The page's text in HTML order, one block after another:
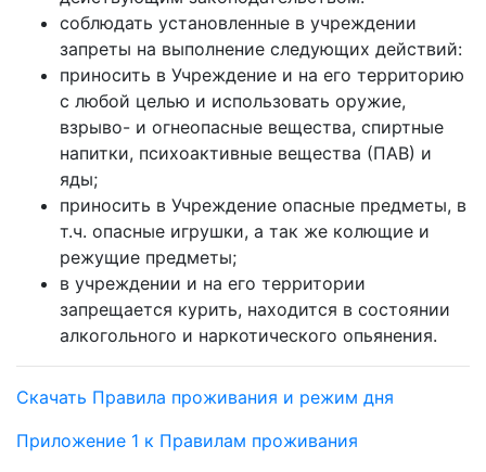
соблюдать установленные в учреждении
запреты на выполнение следующих действий:
приносить в Учреждение и на его территорию
с любой целью и использовать оружие,
взрыво- и огнеопасные вещества, спиртные
напитки, психоактивные вещества (ПАВ) и
яды;
приносить в Учреждение опасные предметы, в
т.ч. опасные игрушки, а так же колющие и
режущие предметы;
в учреждении и на его территории
запрещается курить, находится в состоянии
алкогольного и наркотического опьянения.
Скачать Правила проживания и режим дня
Приложение 1 к Правилам проживания